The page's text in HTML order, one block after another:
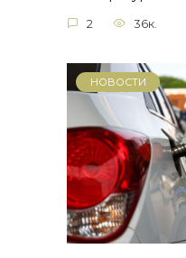
2 36к.
НОВОСТИ